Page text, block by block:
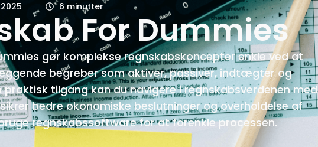
6 minutter
For Dummies
gør komplekse regnskabskoncepter enkle ved at
begreber som aktiver, passiver, indtægter og
praktisk tilgang kan du navigere i regnskabsverdenen med
bedre økonomiske beslutninger og overholdelse af
regnskabssoftware for at forenkle processen.